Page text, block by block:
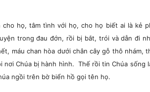
cho họ, tâm tình với họ, cho họ biết ai là kẻ
trong đau đớn, rồi bị bắt, trói và dẫn đi
máu chan hòa dưới chân cây gỗ thô nhám,
nơi Chúa bị hành hình. Thế rồi tin Chúa sống
ngồi trên bờ biển hồ gọi tên họ.